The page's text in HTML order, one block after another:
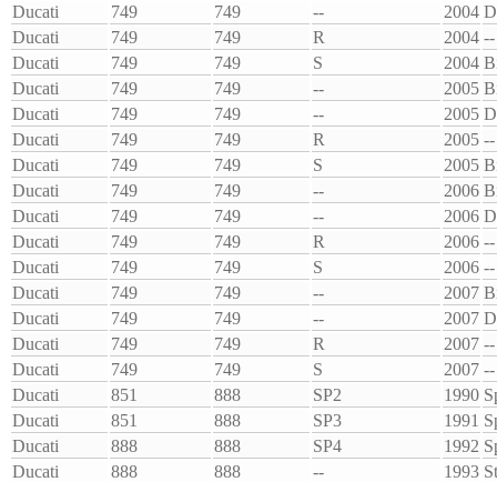
Ducati
749 749 -- 2004
Ducati
749 749 R 2004 --
Ducati
749 749 S 2004
Ducati
749 749 -- 2005
Ducati
749 749 -- 2005
Ducati
749 749 R 2005 --
Ducati
749 749 S 2005
Ducati
749 749 -- 2006
Ducati
749 749 -- 2006
Ducati
749 749 R 2006 --
Ducati
749 749 S 2006 --
Ducati
749 749 -- 2007
Ducati
749 749 -- 2007
Ducati
749 749 R 2007 --
Ducati
749 749 S 2007 --
Ducati
851 888 SP2 1990
Ducati
851 888 SP3 1991
Ducati
888 888 SP4 1992
Ducati
888 888 -- 1993